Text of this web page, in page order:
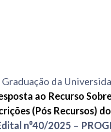
da
ao Recurso
(Pós Recursos) do
n⁰40/2025 –